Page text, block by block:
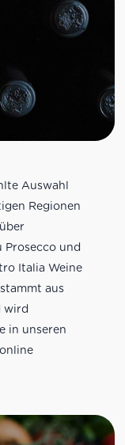
Auswahl
Regionen
Prosecco und
Italia Weine
aus
wird
in unseren